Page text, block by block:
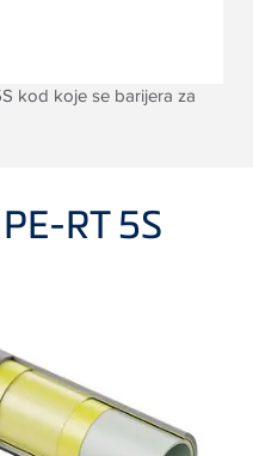
kod koje se barijera za
RT 5S